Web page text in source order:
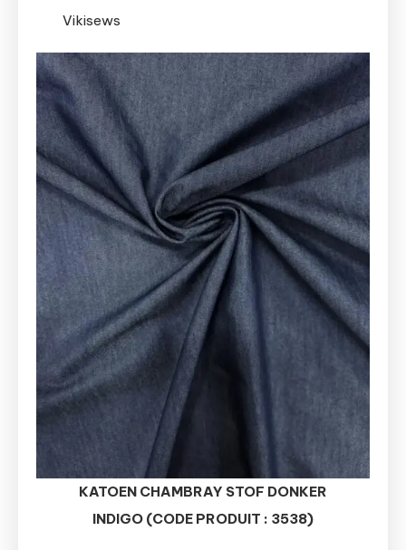
Vikisews
KATOEN CHAMBRAY STOF DONKER
INDIGO (CODE PRODUIT : 3538)